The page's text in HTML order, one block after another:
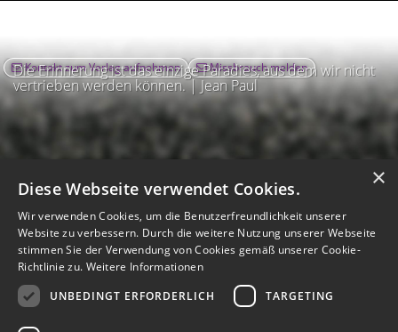
Die Erinnerung ist das einzige Paradies, aus dem wir nicht
vertrieben werden können. | Jean Paul
Kontakt zum Verlag aufnehmen Missbrauch melden
×
Diese Webseite verwendet Cookies.
Wir verwenden Cookies, um die Benutzerfreundlichkeit unserer
Website zu verbessern. Durch die weitere Nutzung unserer Webseite
stimmen Sie der Verwendung von Cookies gemäß unserer Cookie-
Richtlinie zu. Weitere Informationen
UNBEDINGT ERFORDERLICH
TARGETING